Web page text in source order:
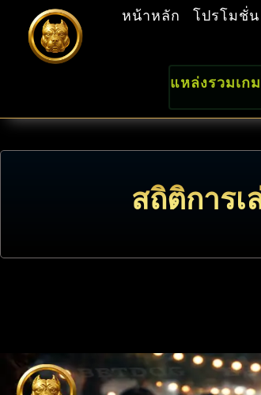
หน้าหลัก โปรโมชั่น
แหล่งรวมเก
สถิติการ